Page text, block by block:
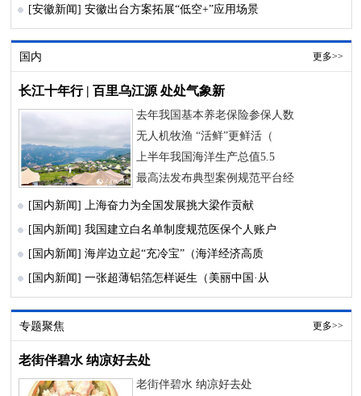
[安徽新闻] 安徽出台方案拓展“低空+”应用场景
更多>>
国内
长江十年行 | 百里乌江源 处处气象新
去年我国基本养老保险参保人数
无人机牧渔 “活鲜”更鲜活（
上半年我国海洋生产总值5.5
最高法发布典型案例规范平台经
[国内新闻] 上海奋力为全国发展挑大梁作贡献
[国内新闻] 我国建立白名单制度规范医保个人账户
[国内新闻] 海岸边立起“充冷宝”（海洋经济高质
[国内新闻] 一张超薄铝箔怎样诞生（美丽中国·从
更多>>
专题聚焦
老街伴碧水 纳凉好去处
老街伴碧水 纳凉好去处